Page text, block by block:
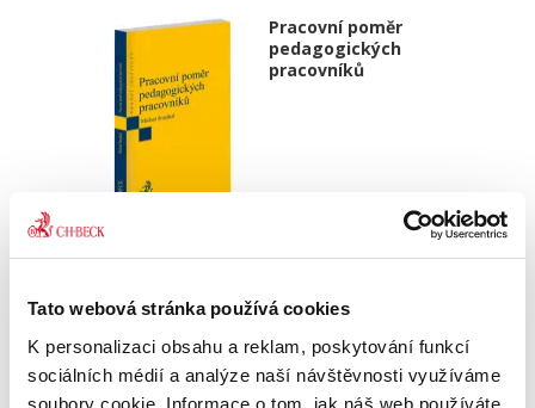
Tato webová stránka používá cookies
K personalizaci obsahu a reklam, poskytování funkcí
sociálních médií a analýze naší návštěvnosti využíváme
soubory cookie. Informace o tom, jak náš web používáte,
Pracovní poměr
pedagogických
pracovníků
Michal Smejkal
Monografie se zaměřuje na tématiku
pracovního poměru pedagogických pracovníků
působících na veřejných školách v rámci